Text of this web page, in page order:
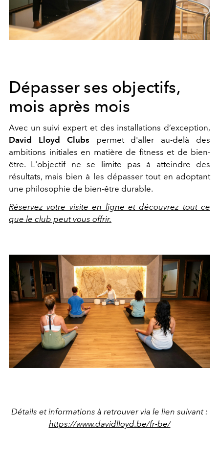
Dépasser ses objectifs,
mois après mois
Avec un suivi expert et des installations d’exception,
David Lloyd Clubs permet d'aller au-delà des
ambitions initiales en matière de fitness et de bien-
être. L'objectif ne se limite pas à atteindre des
résultats, mais bien à les dépasser tout en adoptant
une philosophie de bien-être durable.
Réservez votre visite en ligne et découvrez tout ce
que le club peut vous offrir.
Détails et informations à retrouver via le lien suivant :
https://www.davidlloyd.be/fr-be/